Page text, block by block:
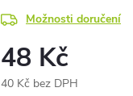
Možnosti doručení
48 Kč
40 Kč bez DPH